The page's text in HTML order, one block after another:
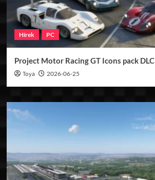
Hírek PC
Project Motor Racing GT Icons pack DLC
Toya 2026-06-25